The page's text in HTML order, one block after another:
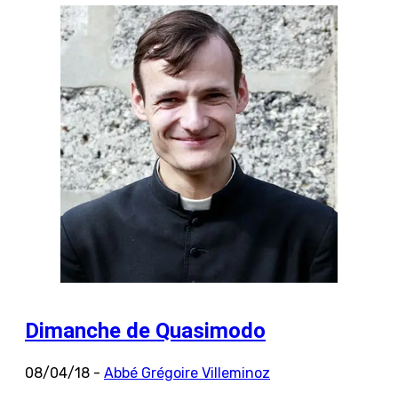
Dimanche de Quasimodo
08/04/18 - Abbé Grégoire Villeminoz